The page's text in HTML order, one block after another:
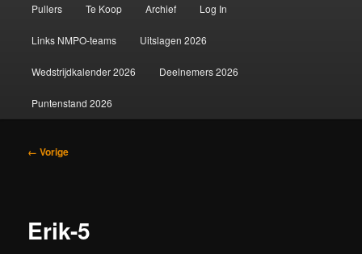
Pullers Te Koop Archief Log In
Links NMPO-teams Uitslagen 2026
Wedstrijdkalender 2026 Deelnemers 2026
Puntenstand 2026
Afbeeldingsnavigatie
← Vorige
Erik-5